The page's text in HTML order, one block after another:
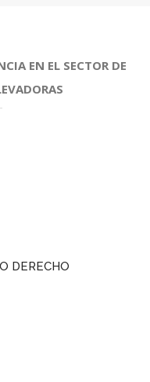
EN EL SECTOR DE
DERECHO